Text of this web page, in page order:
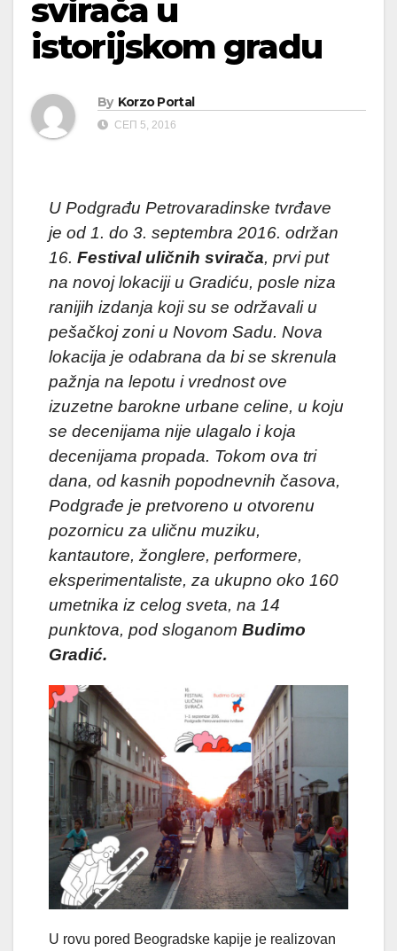
svirača u
istorijskom gradu
By Korzo Portal
СЕП 5, 2016
U Podgrađu Petrovaradinske tvrđave
je od 1. do 3. septembra 2016. održan
16. Festival uličnih svirača, prvi put
na novoj lokaciji u Gradiću, posle niza
ranijih izdanja koji su se održavali u
pešačkoj zoni u Novom Sadu. Nova
lokacija je odabrana da bi se skrenula
pažnja na lepotu i vrednost ove
izuzetne barokne urbane celine, u koju
se decenijama nije ulagalo i koja
decenijama propada. Tokom ova tri
dana, od kasnih popodnevnih časova,
Podgrađe je pretvoreno u otvorenu
pozornicu za uličnu muziku,
kantautore, žonglere, performere,
eksperimentaliste, za ukupno oko 160
umetnika iz celog sveta, na 14
punktova, pod sloganom Budimo
Gradić.
U rovu pored Beogradske kapije je realizovan